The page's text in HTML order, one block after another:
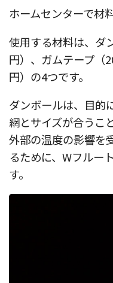
ホームセンターで材
使用する材料は、ダ
円）、ガムテープ（
円）の4つです。
ダンボールは、目的
網とサイズが合うこ
外部の温度の影響を
るために、Wフルー
す。